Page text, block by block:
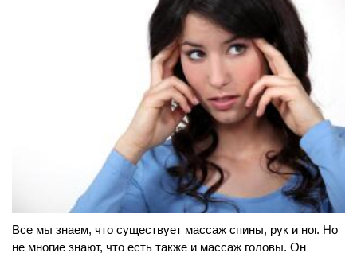
Все мы знаем, что существует массаж спины, рук и ног. Но
не многие знают, что есть также и массаж головы. Он